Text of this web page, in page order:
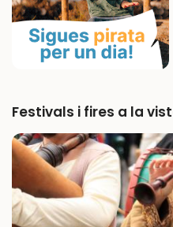
Festivals i fires a la